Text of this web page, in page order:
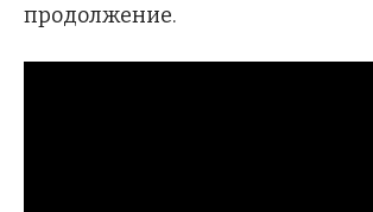
продолжение.